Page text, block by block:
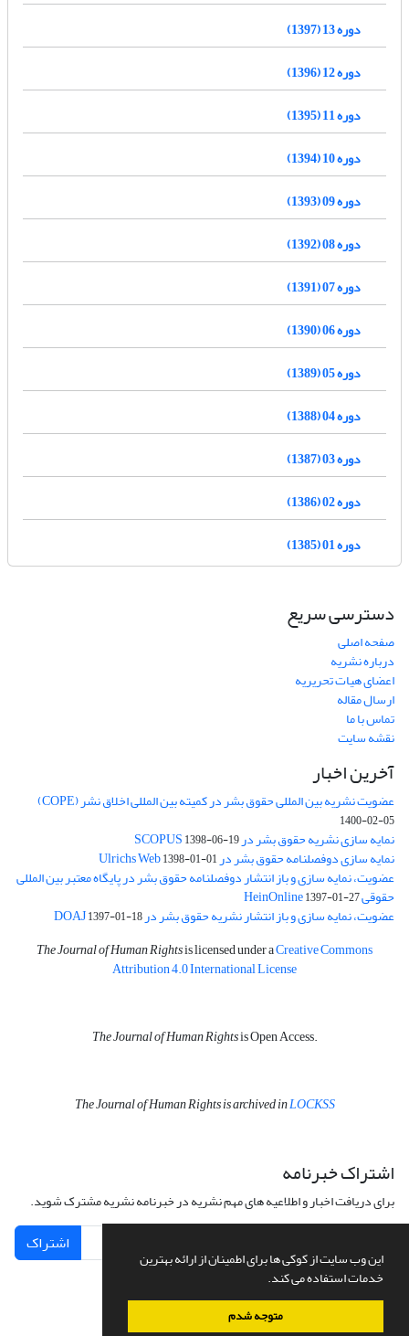
این وب سایت از کوکی ها برای اطمینان از ارائه بهترین
خدمات استفاده می کند.
متوجه شدم
دوره 13 (1397)
دوره 12 (1396)
دوره 11 (1395)
دوره 10 (1394)
دوره 09 (1393)
دوره 08 (1392)
دوره 07 (1391)
دوره 06 (1390)
دوره 05 (1389)
دوره 04 (1388)
دوره 03 (1387)
دوره 02 (1386)
دوره 01 (1385)
دسترسی سریع
صفحه اصلی
درباره نشریه
اعضای هیات تحریریه
ارسال مقاله
تماس با ما
نقشه سایت
آخرین اخبار
عضویت نشریه بین المللی حقوق بشر در کمیته بین المللی اخلاق نشر (COPE)
1400-02-05
نمایه سازی نشریه حقوق بشر در SCOPUS1398-06-19
نمایه سازی دوفصلنامه حقوق بشر در Ulrichs Web1398-01-01
عضویت، نمایه سازی و باز انتشار دوفصلنامه حقوق بشر در پایگاه معتبر بین المللی
حقوقی HeinOnline1397-01-27
عضویت، نمایه سازی و باز انتشار نشریه حقوق بشر در DOAJ1397-01-18
The Journal of Human Rightsis licensed under aCreative Commons
Attribution 4.0 International License
The Journal of Human Rightsis Open Access.
The Journal of Human Rights is archived inLOCKSS
اشتراک خبرنامه
برای دریافت اخبار و اطلاعیه های مهم نشریه در خبرنامه نشریه مشترک شوید.
اشتراک